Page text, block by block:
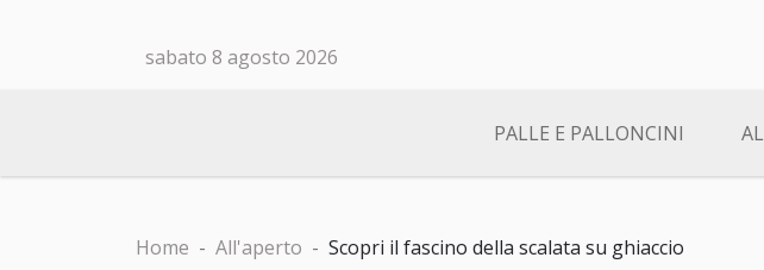
sabato 8 agosto 2026
PALLE E PALLONCINI
Home All'aperto Scopri il fascino della scalata su ghiaccio